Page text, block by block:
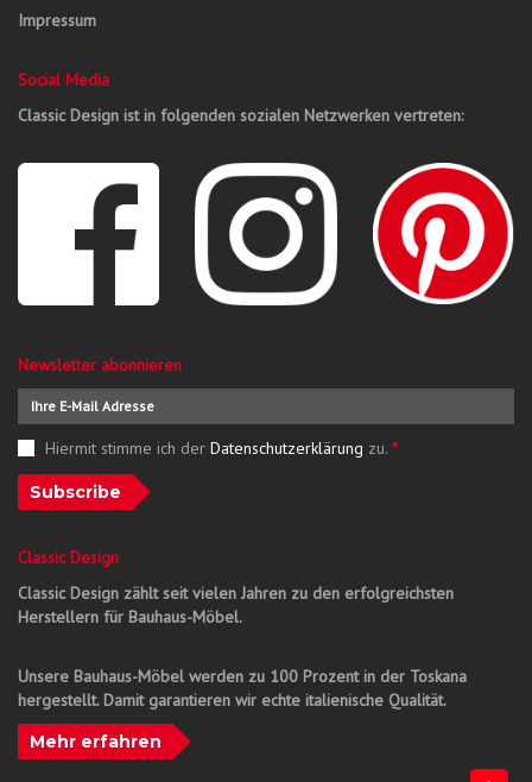
Impressum
Social Media
Classic Design ist in folgenden sozialen Netzwerken vertreten:
Newsletter abonnieren
Hiermit stimme ich der Datenschutzerklärung zu. *
Subscribe
Classic Design
Classic Design zählt seit vielen Jahren zu den erfolgreichsten
Herstellern für Bauhaus-Möbel.
Unsere Bauhaus-Möbel werden zu 100 Prozent in der Toskana
hergestellt. Damit garantieren wir echte italienische Qualität.
Mehr erfahren